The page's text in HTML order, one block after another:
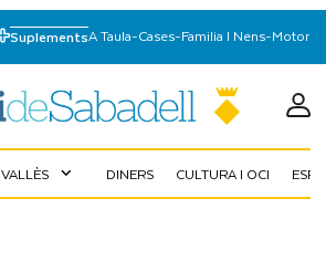
SuplementsA Taula-Cases-Familia I Nens-Motor
VALLÈS expand_more DINERS CULTURA I OCI